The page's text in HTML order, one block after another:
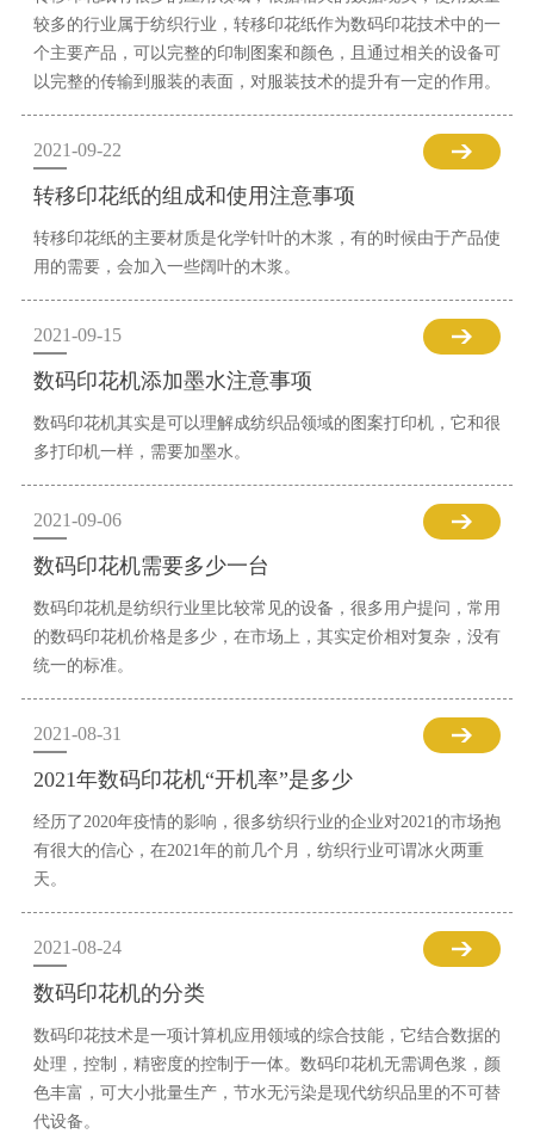
较多的行业属于纺织行业，转移印花纸作为数码印花技术中的一
个主要产品，可以完整的印制图案和颜色，且通过相关的设备可
以完整的传输到服装的表面，对服装技术的提升有一定的作用。
2021-09-22
转移印花纸的组成和使用注意事项
转移印花纸的主要材质是化学针叶的木浆，有的时候由于产品使
用的需要，会加入一些阔叶的木浆。
2021-09-15
数码印花机添加墨水注意事项
数码印花机其实是可以理解成纺织品领域的图案打印机，它和很
多打印机一样，需要加墨水。
2021-09-06
数码印花机需要多少一台
数码印花机是纺织行业里比较常见的设备，很多用户提问，常用
的数码印花机价格是多少，在市场上，其实定价相对复杂，没有
统一的标准。
2021-08-31
2021年数码印花机“开机率”是多少
经历了2020年疫情的影响，很多纺织行业的企业对2021的市场抱
有很大的信心，在2021年的前几个月，纺织行业可谓冰火两重
天。
2021-08-24
数码印花机的分类
数码印花技术是一项计算机应用领域的综合技能，它结合数据的
处理，控制，精密度的控制于一体。数码印花机无需调色浆，颜
色丰富，可大小批量生产，节水无污染是现代纺织品里的不可替
代设备。